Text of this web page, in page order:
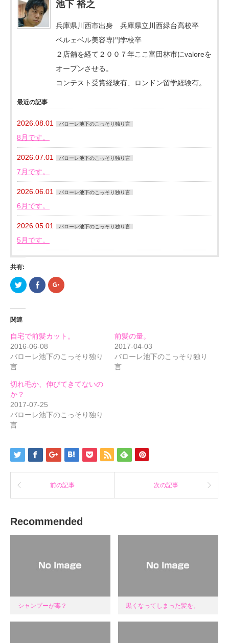
池下 裕之
兵庫県川西市出身 兵庫県立川西緑台高校卒
ベルェベル美容専門学校卒
２店舗を経て２００７年ここ富田林市にvaloreを
オープンさせる。
コンテスト受賞経験有、ロンドン留学経験有。
最近の記事
2026.08.01 バローレ池下のこっそり独り言
8月です。
2026.07.01 バローレ池下のこっそり独り言
7月です。
2026.06.01 バローレ池下のこっそり独り言
6月です。
2026.05.01 バローレ池下のこっそり独り言
5月です。
共有:
ク
リ
し
共
有
(新
し
い
ド
ウ
で
開
き
ま
す)
Facebook
で
ク
リ
ッ
ク
し
さ
い
し
い
ウ
ィ
開
ま
ク
リ
共
有
い
ド
ウ
ま
す)
関連
自宅で前髪カット。
2016-06-08
バローレ池下のこっそり独り
言
前髪の量。
2017-04-03
バローレ池下のこっそり独り
言
切れ毛か、伸びてきてないの
か？
2017-07-25
バローレ池下のこっそり独り
言
前の記事 次の記事
Recommended
シャンプーが毒？ 黒くなってしまった髪を。